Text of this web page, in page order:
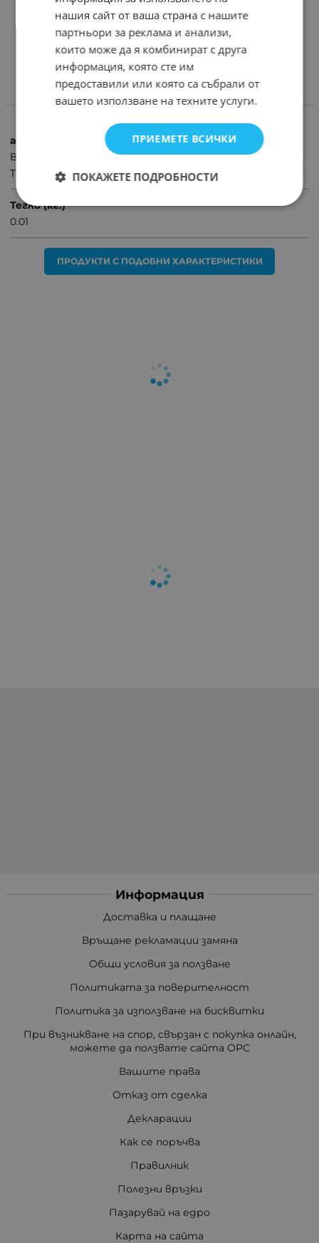
Светодиодна лампа: T8-BA9S LED SMD 5x5050
Напрежение: 12VDC
Цвят: Бял
Цокъл: T8-BA9S
ХАРАКТЕРИСТИКИ
автомобилни лампи
BA9S
T8
Тегло (кг.)
0.01
ПРОДУКТИ С ПОДОБНИ ХАРАКТЕРИСТИКИ
Информация
Доставка и плащане
Връщане рекламации замяна
Общи условия за ползване
Политиката за поверителност
Политика за използване на бисквитки
При възникване на спор, свързан с покупка онлайн,
можете да ползвате сайта ОРС
Вашите права
Отказ от сделка
Декларации
Как се поръчва
Правилник
Полезни връзки
Пазарувай на едро
Карта на сайта
нашия сайт от ваша страна с нашите
партньори за реклама и анализи,
които може да я комбинират с друга
информация, която сте им
предоставили или която са събрали от
вашето използване на техните услуги.
ПРИЕМЕТЕ ВСИЧКИ
ПОКАЖЕТЕ ПОДРОБНОСТИ